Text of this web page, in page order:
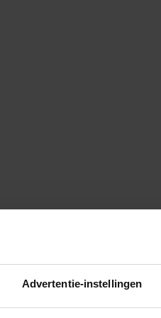
Advertentie-instellingen
en